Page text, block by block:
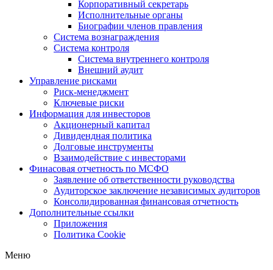
Корпоративный секретарь
Исполнительные органы
Биографии членов правления
Система вознаграждения
Система контроля
Система внутреннего контроля
Внешний аудит
Управление рисками
Риск-менеджмент
Ключевые риски
Информация для инвесторов
Акционерный капитал
Дивидендная политика
Долговые инструменты
Взаимодействие с инвеcторами
Финасовая отчетность по МСФО
Заявление об ответственности руководства
Аудиторское заключение независимых аудиторов
Консолидированная финансовая отчетность
Дополнительные ссылки
Приложения
Политика Cookie
Меню